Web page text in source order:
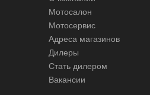
Мотосалон
Мотосервис
Адреса магазинов
Дилеры
Стать дилером
Вакансии